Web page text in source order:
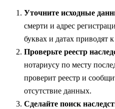
Уточните исходные
смерти и адрес
буквах и датах приводят
Проверьте реестр
нотариусу по месту
проверит реестр и
отсутствие данных.
Сделайте поиск